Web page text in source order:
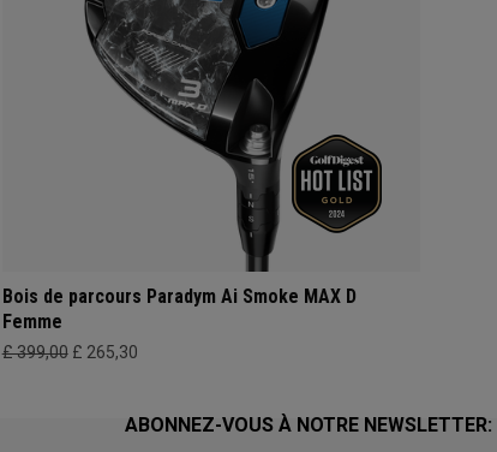
Bois de parcours Paradym Ai Smoke MAX D
Femme
£ 399,00 £ 265,30
ABONNEZ-VOUS À NOTRE NEWSLETTER: